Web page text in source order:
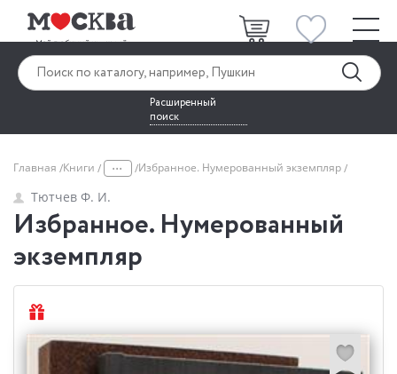
Расширенный
поиск
Главная Книги ... Избранное. Нумерованный экземпляр
Тютчев Ф. И.
Избранное. Нумерованный
экземпляр